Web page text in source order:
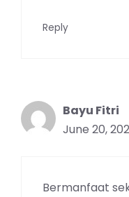
Reply
Bayu Fitri
June 20,
Bermanfaat